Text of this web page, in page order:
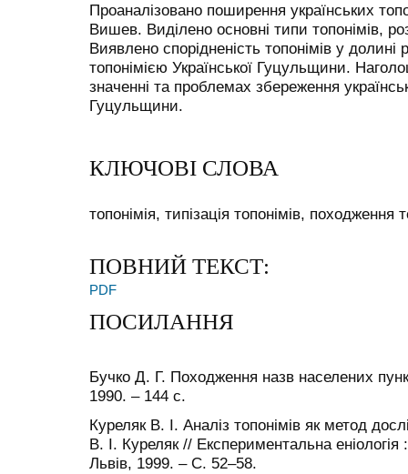
Проаналізовано поширення українських
Вишев. Виділено основні типи топонімів,
Виявлено спорідненість топонімів у долині
топонімією Української Гуцульщини.
значенні та проблемах збереження
Гуцульщини.
КЛЮЧОВІ СЛОВА
топонімія, типізація топонімів,
ПОВНИЙ ТЕКСТ:
PDF
ПОСИЛАННЯ
Бучко Д. Г. Походження назв населених
1990. – 144 с.
Куреляк В. І. Аналіз топонімів як метод
В. І. Куреляк // Експериментальна еніологія
Львів, 1999. – С. 52–58.